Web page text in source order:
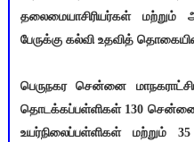
தலைமையாசிரியர்கள்
பேருக்கு கல்வி உதவித்
பெருநகர சென்னை
தொடக்கப்பள்ளிகள் 130
உயர்நிலைப்பள்ளிகள் மற்றும்